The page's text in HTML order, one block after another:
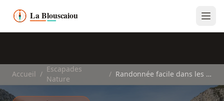
Accueil /
Escapades
Nature
/ Randonnée facile dans les gorges du Verdon : 5 sentiers accessibles